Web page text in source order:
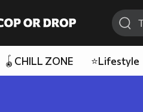
🪀CHILL ZONE ⭐Lifestyle